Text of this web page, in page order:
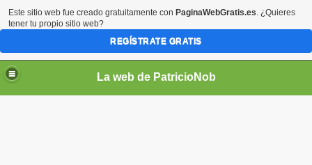
La web de PatricioNob
Este sitio web fue creado gratuitamente con PaginaWebGratis.es. ¿Quieres
tener tu propio sitio web?
REGÍSTRATE GRATIS